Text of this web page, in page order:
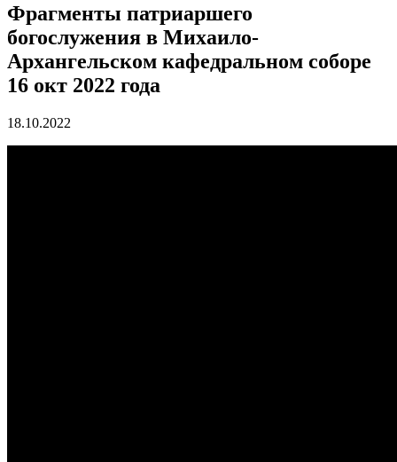
Фрагменты патриаршего
богослужения в Михаило-
Архангельском кафедральном соборе
16 окт 2022 года
18.10.2022